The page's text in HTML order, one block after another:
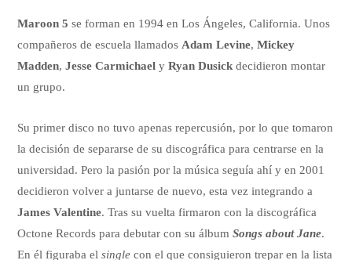
Maroon 5 se forman en 1994 en Los Ángeles, California. Unos
compañeros de escuela llamados Adam Levine,Mickey
Madden,Jesse Carmichael yRyan Dusickdecidieron montar
un grupo.
Su primer disco no tuvo apenas repercusión, por lo que tomaron
la decisión de separarse de su discográfica para centrarse en la
universidad. Pero la pasión por la música seguía ahí y en 2001
decidieron volver a juntarse de nuevo, esta vez integrando a
James Valentine. Tras su vuelta firmaron con la discográfica
Octone Records para debutar con su álbumSongs about Jane.
En él figuraba elsingle con el que consiguieron trepar en la lista